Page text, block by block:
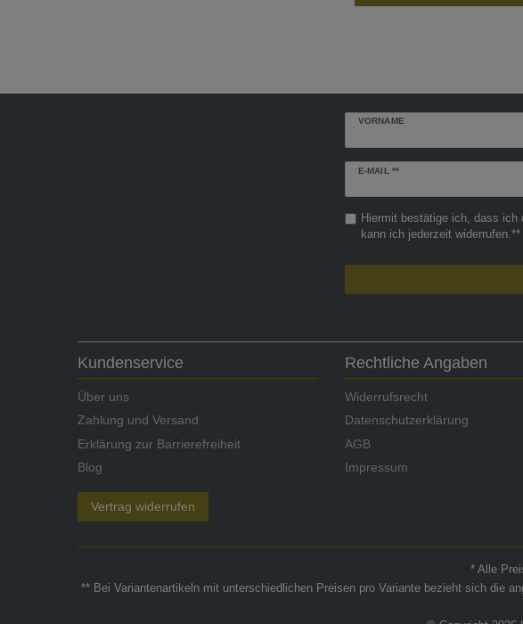
VORNAME
E-MAIL **
Newsletter
Hiermit bestätige ich, dass ich
kann ich jederzeit widerrufen.**
Kundenservice
Über uns
Zahlung und Versand
Erklärung zur Barrierefreiheit
Blog
Vertrag widerrufen
Rechtliche Angaben
Widerrufsrecht
Datenschutzerklärung
AGB
Impressum
* Alle
** Bei Variantenartikeln mit unterschiedlichen Preisen pro Variante bezieht sich die